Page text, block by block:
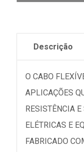
Descrição
O CABO
APLICAÇÕES
RESISTÊNCIA
ELÉTRICAS E
FABRICADO